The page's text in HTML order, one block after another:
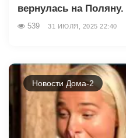
вернулась на Поляну.
539 31 ИЮЛЯ, 2025 22:40
Новости Дома-2